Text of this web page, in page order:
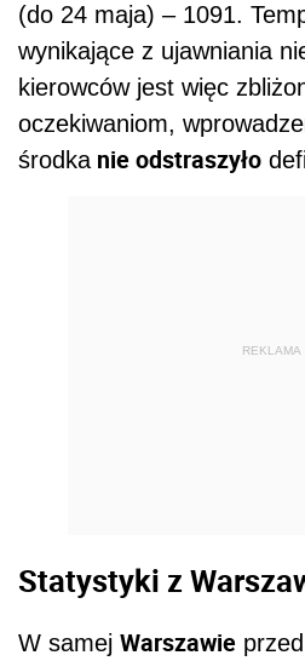
(do 24 maja) – 1091.
wynikające z ujawniania
kierowców jest więc
oczekiwaniom,
środkanie odstraszyło
REKLAMA
Statystyki z
W samej Warszawie